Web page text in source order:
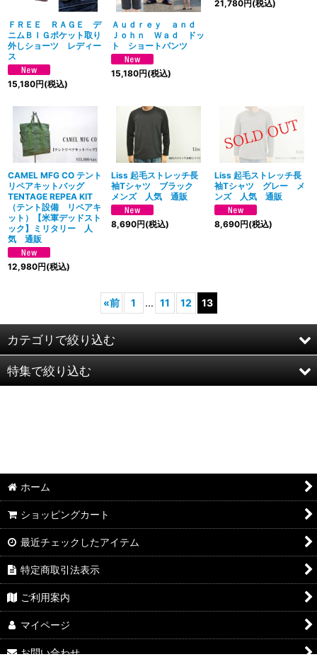
ＦＲＥＥ ＲＡＧＥ デ
ニムＢＩＧポケット取り
外しショーツ レディー
ス
15,180円(税込)
Ａｕｄｒｅｙ ａｎｄ
Ｊｏｈｎ Ｗａｄ ドッ
ト ショートパンツ
15,180円(税込)
21,780円(税込)
CAMEL MFG CO テント
リペアキットバッグ
TENTAGE REPEA KIT
（テント設備 リペアキ
ット）【米軍デッドスト
ック】ミリタリー 人
気 通販
12,980円(税込)
Liss 起毛ストレッチ長
袖Tシャツ ブラック
メンズ 人気 通販
8,690円(税込)
Liss 起毛ストレッチ長
袖Tシャツ グレー メ
ンズ 人気 通販
8,690円(税込)
«前 1 ... 11 12 13
カテゴリで絞り込む
go slow caravan ゴースローキャラバン
Y'2 LEATHER ワイツーレザー
SLOPER
TEDMAN テッドマン 【TED COMPANY】
KEI'S CLOTHING ケイズクロージング
POST GENERAL
特集で絞り込む
ポロシャツ：アメカジ・他
長袖・七分袖Ｔシャツ：和柄
長袖シャツ：和柄
長袖シャツ：アメカジ・他
ジャケット：和柄
ホーム
ショッピングカート
最近チェックしたアイテム
特定商取引法表示
ご利用案内
マイページ
お問い合わせ